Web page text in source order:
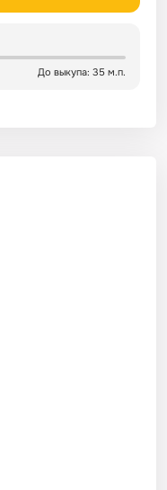
До выкупа: 35 м.п.